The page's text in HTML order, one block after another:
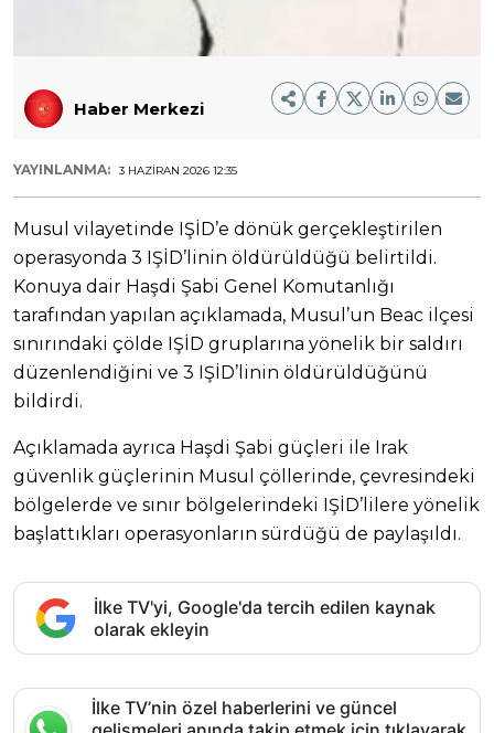
Haber Merkezi
YAYINLANMA: 3 HAZIRAN 2026 12:35
Musul vilayetinde IŞİD’e dönük gerçekleştirilen
operasyonda 3 IŞİD’linin öldürüldüğü belirtildi.
Konuya dair Haşdi Şabi Genel Komutanlığı
tarafından yapılan açıklamada, Musul’un Beac ilçesi
sınırındaki çölde IŞİD gruplarına yönelik bir saldırı
düzenlendiğini ve 3 IŞİD’linin öldürüldüğünü
bildirdi.
Açıklamada ayrıca Haşdi Şabi güçleri ile Irak
güvenlik güçlerinin Musul çöllerinde, çevresindeki
bölgelerde ve sınır bölgelerindeki IŞİD’lilere yönelik
başlattıkları operasyonların sürdüğü de paylaşıldı.
İlke TV'yi, Google'da tercih edilen kaynak
olarak ekleyin
İlke TV’nin özel haberlerini ve güncel